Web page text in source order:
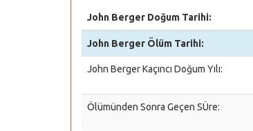
John Berger Doğum Tarihi:
John Berger Ölüm Tarihi:
John Berger Kaçıncı Doğum Yılı:
Ölümünden Sonra Geçen SÜre: